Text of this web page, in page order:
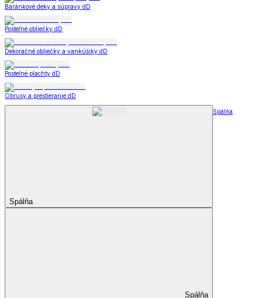
Baránkové deky a súpravy dD
Posteľné obliečky dD
Dekoračné obliečky a vankúšiky dD
Posteľné plachty dD
Obrusy a prestieranie dD
Spálňa
Spálňa
Spálňa